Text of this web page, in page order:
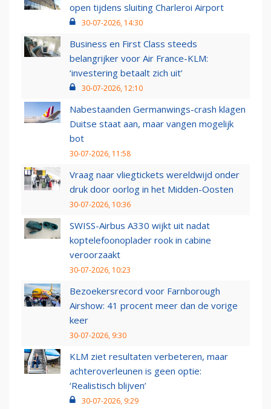
open tijdens sluiting Charleroi Airport
30-07-2026, 14:30
Business en First Class steeds
belangrijker voor Air France-KLM:
‘investering betaalt zich uit’
30-07-2026, 12:10
Nabestaanden Germanwings-crash klagen
Duitse staat aan, maar vangen mogelijk
bot
30-07-2026, 11:58
Vraag naar vliegtickets wereldwijd onder
druk door oorlog in het Midden-Oosten
30-07-2026, 10:36
SWISS-Airbus A330 wijkt uit nadat
koptelefoonoplader rook in cabine
veroorzaakt
30-07-2026, 10:23
Bezoekersrecord voor Farnborough
Airshow: 41 procent meer dan de vorige
keer
30-07-2026, 9:30
KLM ziet resultaten verbeteren, maar
achteroverleunen is geen optie:
‘Realistisch blijven’
30-07-2026, 9:29